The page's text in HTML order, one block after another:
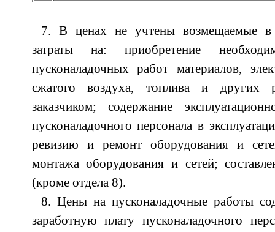
7. В ценах не учтены возмещаемые в
затраты на: приобретение
пусконаладочных работ материалов,
сжатого воздуха, топлива и других
заказчиком; содержание
пусконаладочного персонала в
ревизию и ремонт оборудования и
монтажа оборудования и сетей;
(кроме отдела 8).
8. Цены на пусконаладочные работы
заработную плату пусконаладочного